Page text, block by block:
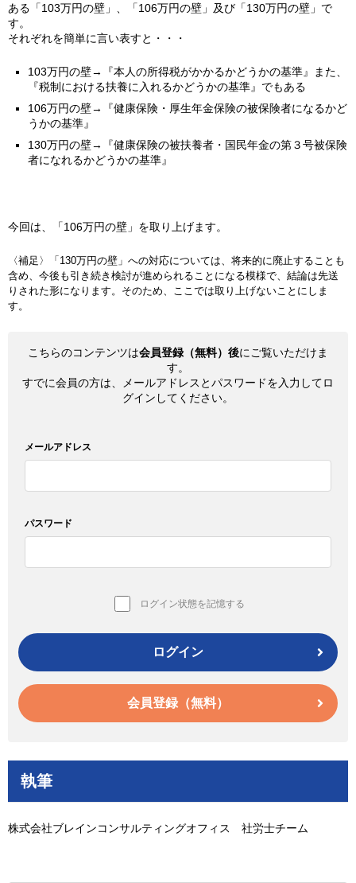
ある「103万円の壁」、「106万円の壁」及び「130万円の壁」で
す。
それぞれを簡単に言い表すと・・・
103万円の壁→『本人の所得税がかかるかどうかの基準』また、
『税制における扶養に入れるかどうかの基準』でもある
106万円の壁→『健康保険・厚生年金保険の被保険者になるかど
うかの基準』
130万円の壁→『健康保険の被扶養者・国民年金の第３号被保険
者になれるかどうかの基準』
今回は、「106万円の壁」を取り上げます。
〈補足〉「130万円の壁」への対応については、将来的に廃止することも
含め、今後も引き続き検討が進められることになる模様で、結論は先送
りされた形になります。そのため、ここでは取り上げないことにしま
す。
こちらのコンテンツは会員登録（無料）後にご覧いただけま
す。
すでに会員の方は、メールアドレスとパスワードを入力してロ
グインしてください。
メールアドレス
パスワード
ログイン状態を記憶する
ログイン
会員登録（無料）
執筆
株式会社ブレインコンサルティングオフィス 社労士チーム